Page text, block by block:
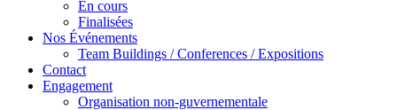
En cours
Finalisées
Nos Événements
Team Buildings / Conferences / Expositions
Contact
Engagement
Organisation non-guvernementale